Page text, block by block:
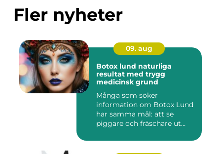
Fler nyheter
09. aug
Botox lund naturliga
resultat med trygg
medicinsk grund
Många som söker
information om Botox Lund
har samma mål: att se
piggare och fräschare ut